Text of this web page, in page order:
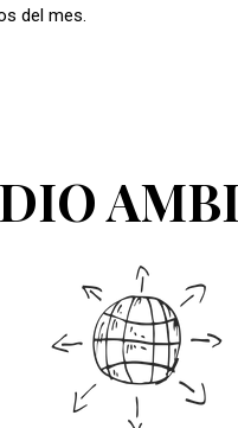
del mes.